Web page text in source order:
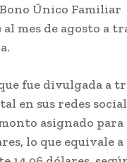
Único Familiar
mes de agosto a
fue divulgada a
en sus redes
asignado para
lo que equivale a